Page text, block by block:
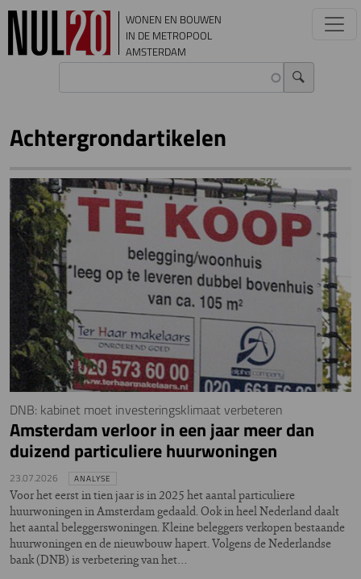
Overslaan en naar de inhoud gaan
WONEN EN BOUWEN
IN DE METROPOOL
AMSTERDAM
Achtergrondartikelen
DNB: kabinet moet investeringsklimaat verbeteren
Amsterdam verloor in een jaar meer dan
duizend particuliere huurwoningen
23.07.2026 ANALYSE
Voor het eerst in tien jaar is in 2025 het aantal particuliere
huurwoningen in Amsterdam gedaald. Ook in heel Nederland daalt
het aantal beleggerswoningen. Kleine beleggers verkopen bestaande
huurwoningen en de nieuwbouw hapert. Volgens de Nederlandse
bank (DNB) is verbetering van het…